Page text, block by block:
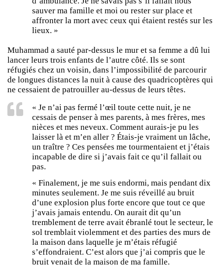
sauver ma famille et moi ou rester sur place et
affronter la mort avec ceux qui étaient restés sur les
lieux. »
Muhammad a sauté par-dessus le mur et sa femme a dû lui
lancer leurs trois enfants de l’autre côté. Ils se sont
réfugiés chez un voisin, dans l’impossibilité de parcourir
de longues distances la nuit à cause des quadricoptères qui
ne cessaient de patrouiller au-dessus de leurs têtes.
« Je n’ai pas fermé l’œil toute cette nuit, je ne
cessais de penser à mes parents, à mes frères, mes
nièces et mes neveux. Comment aurais-je pu les
laisser là et m’en aller ? Étais-je vraiment un lâche,
un traître ? Ces pensées me tourmentaient et j’étais
incapable de dire si j’avais fait ce qu’il fallait ou
pas.
« Finalement, je me suis endormi, mais pendant dix
minutes seulement. Je me suis réveillé au bruit
d’une explosion plus forte encore que tout ce que
j’avais jamais entendu. On aurait dit qu’un
tremblement de terre avait ébranlé tout le secteur, le
sol tremblait violemment et des parties des murs de
la maison dans laquelle je m’étais réfugié
s’effondraient. C’est alors que j’ai compris que le
bruit venait de la maison de ma famille.